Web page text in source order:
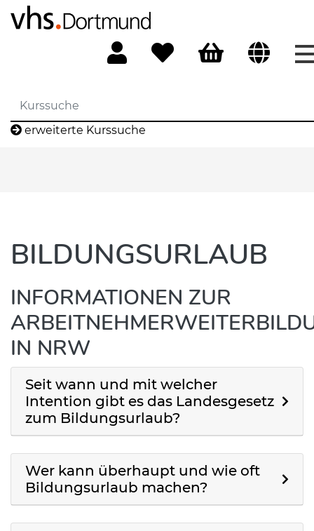
erweiterte Kurssuche
BILDUNGSURLAUB
INFORMATIONEN ZUR
IN NRW
Seit wann und mit welcher
Intention gibt es das Landesgesetz
zum Bildungsurlaub?
Wer kann überhaupt und wie oft
Bildungsurlaub machen?